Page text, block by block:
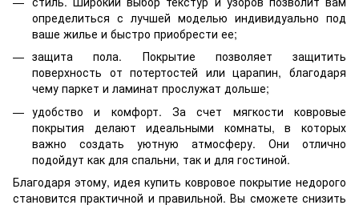
определиться с лучшей моделью индивидуально под
ваше жилье и быстро приобрести ее;
защита пола. Покрытие позволяет защитить
поверхность от потертостей или царапин, благодаря
чему паркет и ламинат прослужат дольше;
удобство и комфорт. За счет мягкости ковровые
покрытия делают идеальными комнаты, в которых
важно создать уютную атмосферу. Они отлично
подойдут как для спальни, так и для гостиной.
Благодаря этому, идея купить ковровое покрытие недорого
становится практичной и правильной. Вы сможете снизить